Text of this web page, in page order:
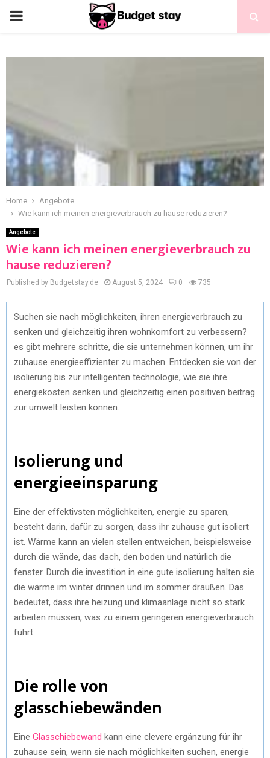
Home
Angebote
Wie kann ich meinen energieverbrauch zu hause reduzieren?
Angebote
Wie kann ich meinen energieverbrauch zu
hause reduzieren?
Published by Budgetstay.de August 5, 2024 0 735
Suchen sie nach möglichkeiten, ihren energieverbrauch zu
senken und gleichzeitig ihren wohnkomfort zu verbessern?
es gibt mehrere schritte, die sie unternehmen können, um ihr
zuhause energieeffizienter zu machen. Entdecken sie von der
isolierung bis zur intelligenten technologie, wie sie ihre
energiekosten senken und gleichzeitig einen positiven beitrag
zur umwelt leisten können.
Isolierung und
energieeinsparung
Eine der effektivsten möglichkeiten, energie zu sparen,
besteht darin, dafür zu sorgen, dass ihr zuhause gut isoliert
ist. Wärme kann an vielen stellen entweichen, beispielsweise
durch die wände, das dach, den boden und natürlich die
fenster. Durch die investition in eine gute isolierung halten sie
die wärme im winter drinnen und im sommer draußen. Das
bedeutet, dass ihre heizung und klimaanlage nicht so stark
arbeiten müssen, was zu einem geringeren energieverbrauch
führt.
Die rolle von
glasschiebewänden
Eine Glasschiebewand kann eine clevere ergänzung für ihr
zuhause sein, wenn sie nach möglichkeiten suchen, energie